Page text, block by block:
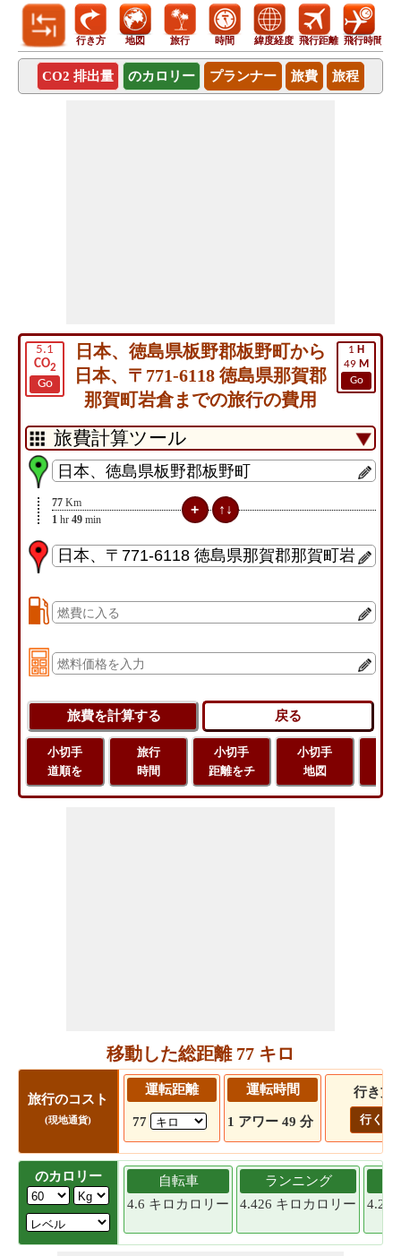
行き方 地図 旅行 時間 緯度経度 飛行距離 飛行時間
CO2 排出量 のカロリー プランナー 旅費 旅程
5.1
CO2
Go
1 H
49 M
Go
日本、徳島県板野郡板野町から
日本、〒771-6118 徳島県那賀郡
那賀町岩倉までの旅行の費用
77 Km
1 hr 49 min
小切手
道順を
旅行
時間
小切手
距離をチ
小切手
地図
移動した総距離 77 キロ
旅行のコスト
(現地通貨)
運転距離
77
運転時間
1 アワー 49 分
行き方
行く!
のカロリー
自転車
4.6 キロカロリー
ランニング
4.426 キロカロリー